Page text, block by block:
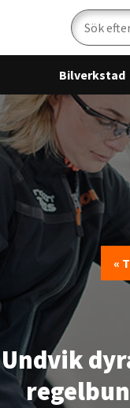
Bilverkstad
«
Undvik